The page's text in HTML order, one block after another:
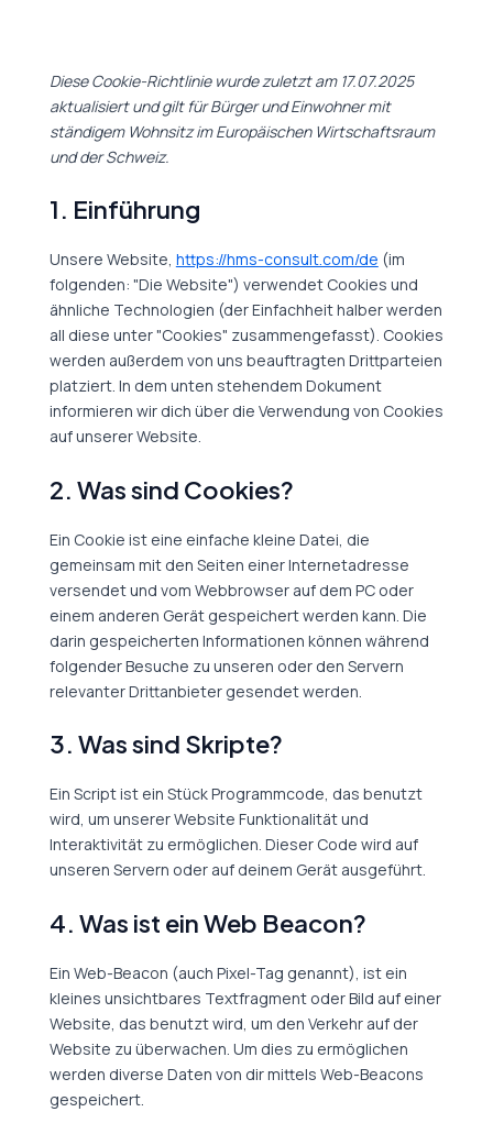
Diese Cookie-Richtlinie wurde zuletzt am 17.07.2025
aktualisiert und gilt für Bürger und Einwohner mit
ständigem Wohnsitz im Europäischen Wirtschaftsraum
und der Schweiz.
1. Einführung
Unsere Website, https://hms-consult.com/de (im
folgenden: "Die Website") verwendet Cookies und
ähnliche Technologien (der Einfachheit halber werden
all diese unter "Cookies" zusammengefasst). Cookies
werden außerdem von uns beauftragten Drittparteien
platziert. In dem unten stehendem Dokument
informieren wir dich über die Verwendung von Cookies
auf unserer Website.
2. Was sind Cookies?
Ein Cookie ist eine einfache kleine Datei, die
gemeinsam mit den Seiten einer Internetadresse
versendet und vom Webbrowser auf dem PC oder
einem anderen Gerät gespeichert werden kann. Die
darin gespeicherten Informationen können während
folgender Besuche zu unseren oder den Servern
relevanter Drittanbieter gesendet werden.
3. Was sind Skripte?
Ein Script ist ein Stück Programmcode, das benutzt
wird, um unserer Website Funktionalität und
Interaktivität zu ermöglichen. Dieser Code wird auf
unseren Servern oder auf deinem Gerät ausgeführt.
4. Was ist ein Web Beacon?
Ein Web-Beacon (auch Pixel-Tag genannt), ist ein
kleines unsichtbares Textfragment oder Bild auf einer
Website, das benutzt wird, um den Verkehr auf der
Website zu überwachen. Um dies zu ermöglichen
werden diverse Daten von dir mittels Web-Beacons
gespeichert.
Consent
to
service
Consent
to
service
Consent
to
service
Consent
to
service
Consent
to
service
Consent
to
service
Consent
to
service